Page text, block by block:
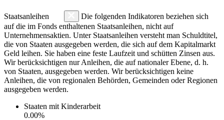
Staatsanleihen
Die folgenden Indikatoren beziehen sich
auf die im Fonds enthaltenen Staatsanleihen, nicht auf
Unternehmensaktien. Unter Staatsanleihen versteht man Schuldtitel,
die von Staaten ausgegeben werden, die sich auf dem Kapitalmarkt
Geld leihen. Sie haben eine feste Laufzeit und schütten Zinsen aus.
Wir berücksichtigen nur Anleihen, die auf nationaler Ebene, d. h.
von Staaten, ausgegeben werden. Wir berücksichtigen keine
Anleihen, die von regionalen Behörden, Gemeinden oder Regionen
ausgegeben werden.
Staaten mit Kinderarbeit
0.00%